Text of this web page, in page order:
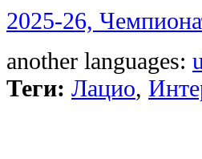
2025-26,
another languages:
Теги: Лацио,